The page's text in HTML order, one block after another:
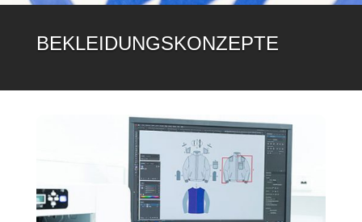
BEKLEIDUNGS­KONZEPTE